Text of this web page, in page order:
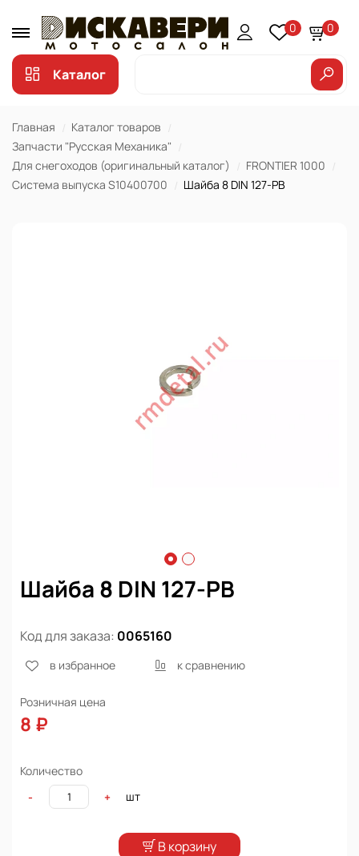
0 0
Каталог
Главная
Каталог товаров
Запчасти "Русская Механика"
Для снегоходов (оригинальный каталог)
FRONTIER 1000
Система выпуска S10400700
Шайба 8 DIN 127-PB
Шайба 8 DIN 127-PB
Код для заказа: 0065160
в избранное к сравнению
Розничная цена
8 ₽
Количество
-
+ шт
В корзину